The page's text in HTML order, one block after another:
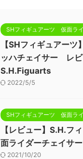
SHフィギュアーツ 仮面ラ
【SHフィギュアーツ
ッハチェイサー レ
S.H.Figuarts
2022/5/5
SHフィギュアーツ 仮面ラ
【レビュー】S.H.フ
面ライダーチェイサ
2021/10/20